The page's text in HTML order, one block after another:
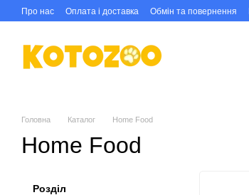
Перейти до основного контенту
Про нас Оплата і доставка Обмін та повернення
Головна Каталог Home Food
Home Food
Розділ